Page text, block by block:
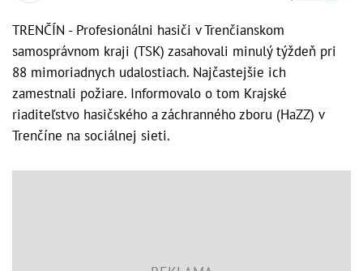
TRENČÍN - Profesionálni hasiči v Trenčianskom
samosprávnom kraji (TSK) zasahovali minulý týždeň pri
88 mimoriadnych udalostiach. Najčastejšie ich
zamestnali požiare. Informovalo o tom Krajské
riaditeľstvo hasičského a záchranného zboru (HaZZ) v
Trenčíne na sociálnej sieti.